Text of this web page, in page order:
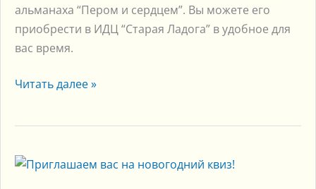
альманаха “Пером и сердцем”. Вы можете его
приобрести в ИДЦ “Старая Ладога” в удобное для
вас время.
Читать далее »
Приглашаем